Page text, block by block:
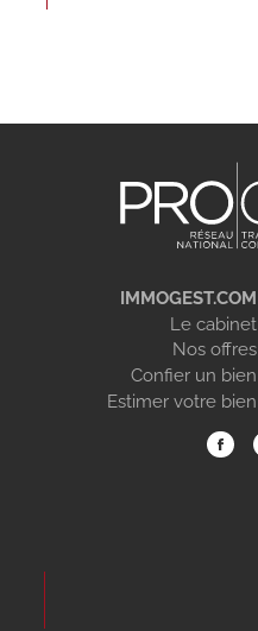
IMMOGEST.COM
Le cabinet
Nos offres
Confier un bien
Estimer votre bien